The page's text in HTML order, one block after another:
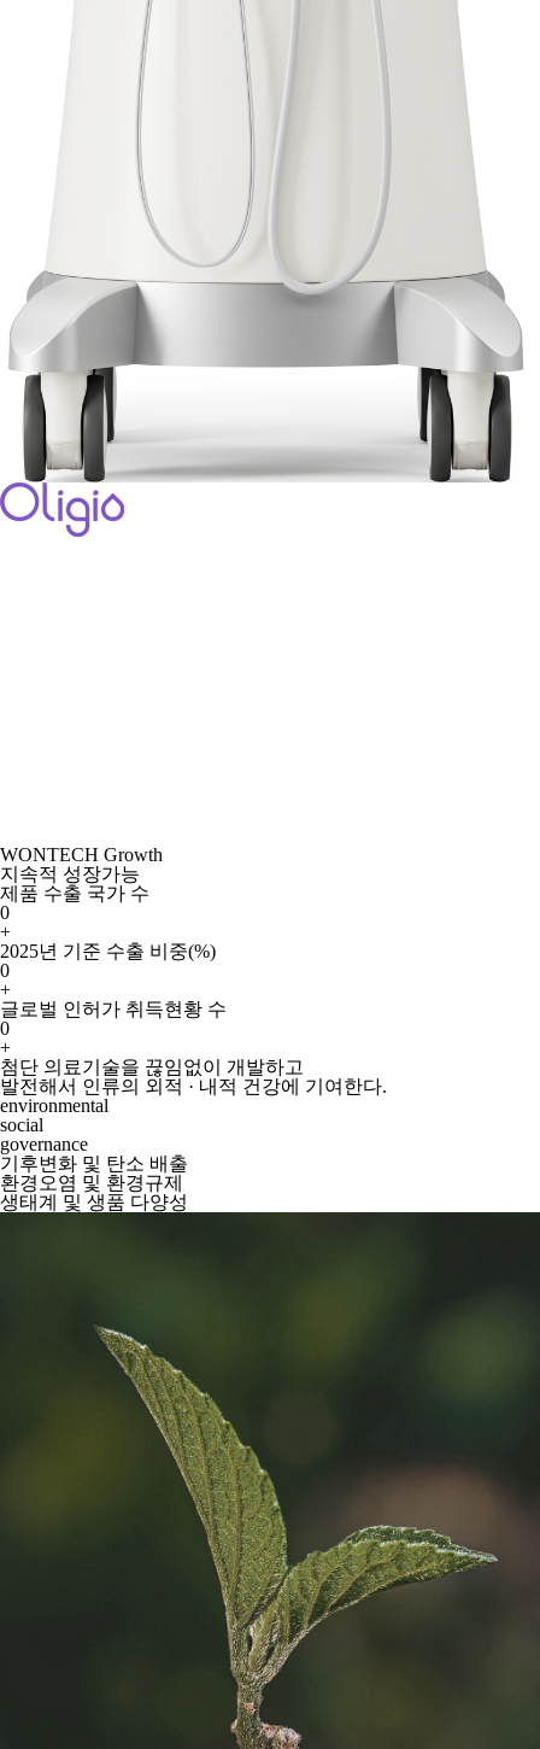
WONTECH Growth
지속적 성장가능
제품 수출 국가 수
0
+
2025년 기준 수출 비중(%)
0
+
글로벌 인허가 취득현황 수
0
+
첨단 의료기술을 끊임없이 개발하고
발전해서 인류의 외적 · 내적 건강에 기여한다.
environmental
social
governance
기후변화 및 탄소 배출
환경오염 및 환경규제
생태계 및 생품 다양성